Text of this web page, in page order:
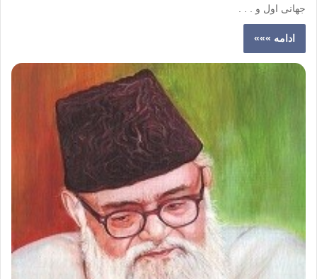
جهانی اول و . . .
ادامه »»»